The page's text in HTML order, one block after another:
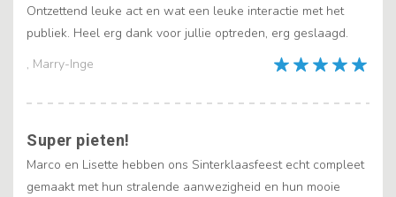
, Marry-Inge
Ontzettend leuke act en wat een leuke interactie met het
publiek. Heel erg dank voor jullie optreden, erg geslaagd.
Super pieten!
Marco en Lisette hebben ons Sinterklaasfeest echt compleet
gemaakt met hun stralende aanwezigheid en hun mooie